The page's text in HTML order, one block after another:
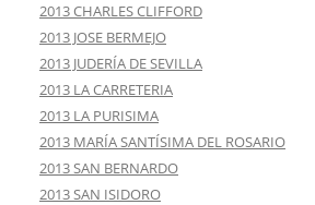
2013 CHARLES CLIFFORD
2013 JOSE BERMEJO
2013 JUDERÍA DE SEVILLA
2013 LA CARRETERIA
2013 LA PURISIMA
2013 MARÍA SANTÍSIMA DEL ROSARIO
2013 SAN BERNARDO
2013 SAN ISIDORO